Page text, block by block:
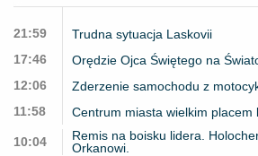
21:59
Trudna sytuacja Laskovii
17:46
Orędzie Ojca Świętego na
12:06
Zderzenie samochodu z
11:58
Centrum miasta wielkim placem
10:04
Remis na boisku lidera.
Orkanowi.